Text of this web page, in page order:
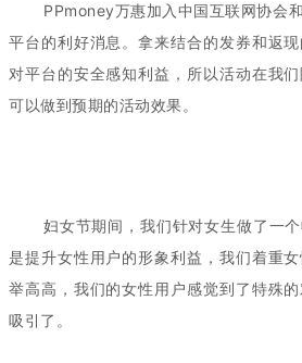
PPmoney万惠加入中国互联网协会
平台的利好消息。拿来结合的发券和返
对平台的安全感知利益，所以活动在我
可以做到预期的活动效果。
妇女节期间，我们针对女生做了一
是提升女性用户的形象利益，我们着重
举高高，我们的女性用户感觉到了特殊
吸引了。